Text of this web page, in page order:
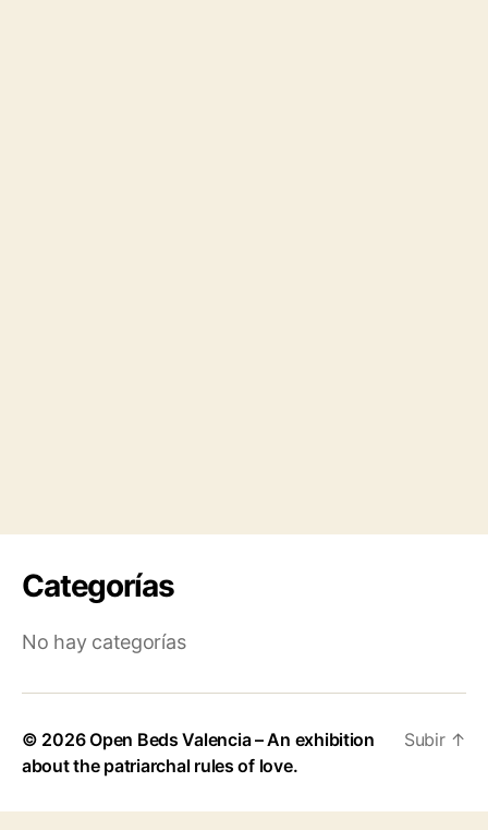
Categorías
No hay categorías
© 2026Open Beds Valencia – An exhibition
about the patriarchal rules of love.
Subir ↑